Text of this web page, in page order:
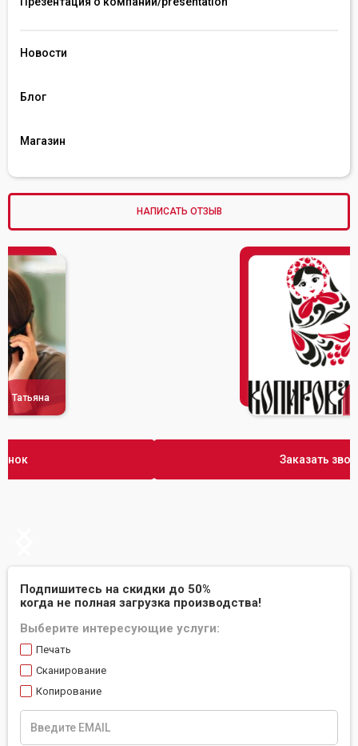
Новости
Блог
Магазин
НАПИСАТЬ ОТЗЫВ
Сусана
Подпишитесь на скидки до 50%
когда не полная загрузка производства!
Выберите интересующие услуги:
Печать
Сканирование
Копирование